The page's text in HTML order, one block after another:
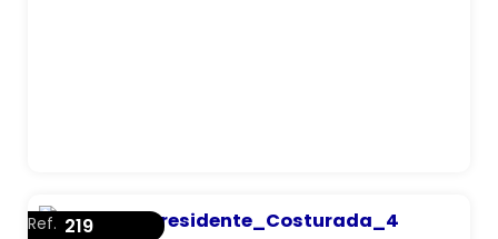
Ref. 219